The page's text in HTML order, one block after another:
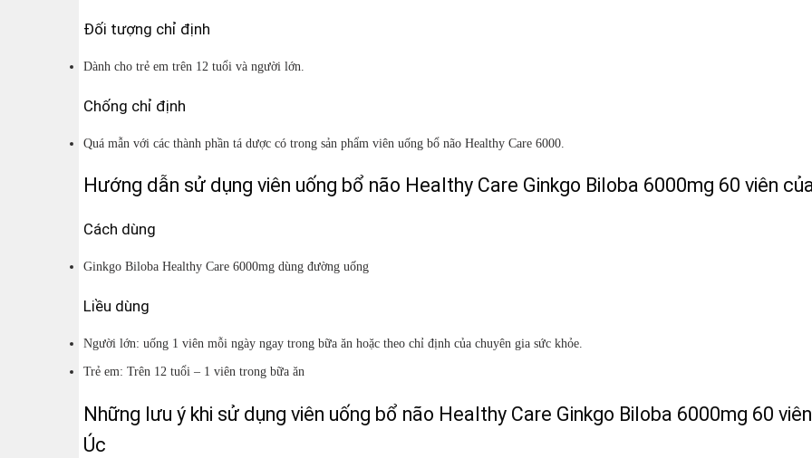
Đối tượng chỉ định
Dành cho trẻ em trên 12 tuổi và người lớn.
Chống chỉ định
Quá mẫn với các thành phần tá dược có trong sản phẩm viên uống bổ não Healthy Care 6000.
Hướng dẫn sử dụng viên uống bổ não Healthy Care Ginkgo Biloba 6000mg 60 viên
Cách dùng
Ginkgo Biloba Healthy Care 6000mg dùng đường uống
Liều dùng
Người lớn: uống 1 viên mỗi ngày ngay trong bữa ăn hoặc theo chỉ định của chuyên gia sức khỏe.
Trẻ em: Trên 12 tuổi – 1 viên trong bữa ăn
Những lưu ý khi sử dụng viên uống bổ não Healthy Care Ginkgo Biloba 6000mg 60
Úc